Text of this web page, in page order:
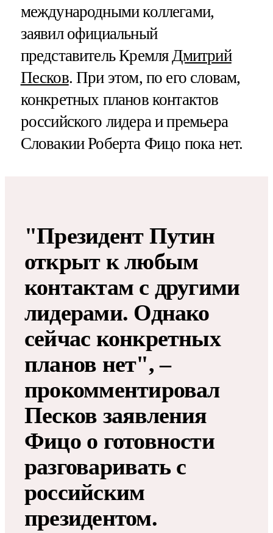
международными коллегами,
заявил официальный
представитель КремляДмитрий
Песков. При этом, по его словам,
конкретных планов контактов
российского лидера и премьера
Словакии Роберта Фицо пока нет.
"Президент Путин
открыт к любым
контактам с другими
лидерами. Однако
сейчас конкретных
планов нет", –
прокомментировал
Песков заявления
Фицо о готовности
разговаривать с
российским
президентом.